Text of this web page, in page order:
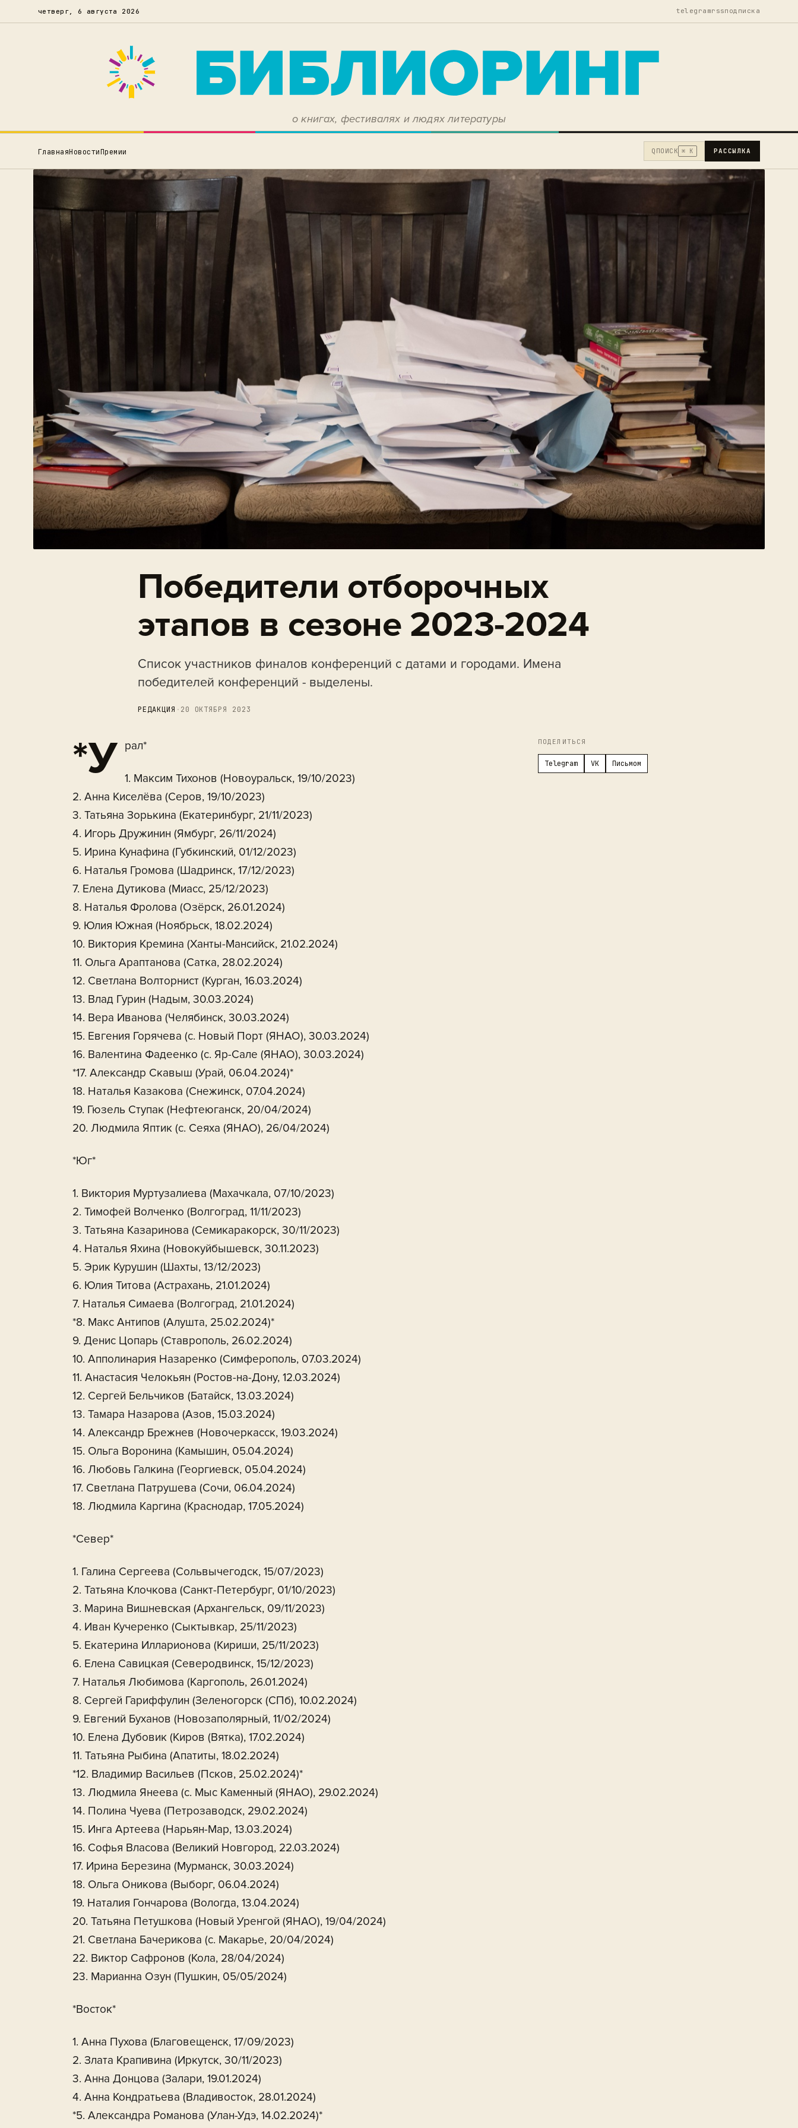
четверг, 6 августа 2026 telegramrssподписка
о книгах, фестивалях и людях литературы
ГлавнаяНовостиПремии Q ПОИСК ⌘ K РАССЫЛКА
Победители отборочных
этапов в сезоне 2023-2024
Список участников финалов конференций с датами и городами. Имена
победителей конференций - выделены.
РЕДАКЦИЯ · 20 ОКТЯБРЯ 2023
*У рал*
1. Максим Тихонов (Новоуральск, 19/10/2023)
2. Анна Киселёва (Серов, 19/10/2023)
3. Татьяна Зорькина (Екатеринбург, 21/11/2023)
4. Игорь Дружинин (Ямбург, 26/11/2024)
5. Ирина Кунафина (Губкинский, 01/12/2023)
6. Наталья Громова (Шадринск, 17/12/2023)
7. Елена Дутикова (Миасс, 25/12/2023)
8. Наталья Фролова (Озёрск, 26.01.2024)
9. Юлия Южная (Ноябрьск, 18.02.2024)
10. Виктория Кремина (Ханты-Мансийск, 21.02.2024)
11. Ольга Араптанова (Сатка, 28.02.2024)
12. Светлана Волторнист (Курган, 16.03.2024)
13. Влад Гурин (Надым, 30.03.2024)
14. Вера Иванова (Челябинск, 30.03.2024)
15. Евгения Горячева (с. Новый Порт (ЯНАО), 30.03.2024)
16. Валентина Фадеенко (с. Яр-Сале (ЯНАО), 30.03.2024)
*17. Александр Скавыш (Урай, 06.04.2024)*
18. Наталья Казакова (Снежинск, 07.04.2024)
19. Гюзель Ступак (Нефтеюганск, 20/04/2024)
20. Людмила Яптик (с. Сеяха (ЯНАО), 26/04/2024)
*Юг*
1. Виктория Муртузалиева (Махачкала, 07/10/2023)
2. Тимофей Волченко (Волгоград, 11/11/2023)
3. Татьяна Казаринова (Семикаракорск, 30/11/2023)
4. Наталья Яхина (Новокуйбышевск, 30.11.2023)
5. Эрик Курушин (Шахты, 13/12/2023)
6. Юлия Титова (Астрахань, 21.01.2024)
7. Наталья Симаева (Волгоград, 21.01.2024)
*8. Макс Антипов (Алушта, 25.02.2024)*
9. Денис Цопарь (Ставрополь, 26.02.2024)
10. Апполинария Назаренко (Симферополь, 07.03.2024)
11. Анастасия Челокьян (Ростов-на-Дону, 12.03.2024)
12. Сергей Бельчиков (Батайск, 13.03.2024)
13. Тамара Назарова (Азов, 15.03.2024)
14. Александр Брежнев (Новочеркасск, 19.03.2024)
15. Ольга Воронина (Камышин, 05.04.2024)
16. Любовь Галкина (Георгиевск, 05.04.2024)
17. Светлана Патрушева (Сочи, 06.04.2024)
18. Людмила Каргина (Краснодар, 17.05.2024)
*Север*
1. Галина Сергеева (Сольвычегодск, 15/07/2023)
2. Татьяна Клочкова (Санкт-Петербург, 01/10/2023)
3. Марина Вишневская (Архангельск, 09/11/2023)
4. Иван Кучеренко (Сыктывкар, 25/11/2023)
5. Екатерина Илларионова (Кириши, 25/11/2023)
6. Елена Савицкая (Северодвинск, 15/12/2023)
7. Наталья Любимова (Каргополь, 26.01.2024)
8. Сергей Гариффулин (Зеленогорск (СПб), 10.02.2024)
9. Евгений Буханов (Новозаполярный, 11/02/2024)
10. Елена Дубовик (Киров (Вятка), 17.02.2024)
11. Татьяна Рыбина (Апатиты, 18.02.2024)
*12. Владимир Васильев (Псков, 25.02.2024)*
13. Людмила Янеева (с. Мыс Каменный (ЯНАО), 29.02.2024)
14. Полина Чуева (Петрозаводск, 29.02.2024)
15. Инга Артеева (Нарьян-Мар, 13.03.2024)
16. Софья Власова (Великий Новгород, 22.03.2024)
17. Ирина Березина (Мурманск, 30.03.2024)
18. Ольга Оникова (Выборг, 06.04.2024)
19. Наталия Гончарова (Вологда, 13.04.2024)
20. Татьяна Петушкова (Новый Уренгой (ЯНАО), 19/04/2024)
21. Светлана Бачерикова (с. Макарье, 20/04/2024)
22. Виктор Сафронов (Кола, 28/04/2024)
23. Марианна Озун (Пушкин, 05/05/2024)
*Восток*
1. Анна Пухова (Благовещенск, 17/09/2023)
2. Злата Крапивина (Иркутск, 30/11/2023)
3. Анна Донцова (Залари, 19.01.2024)
4. Анна Кондратьева (Владивосток, 28.01.2024)
*5. Александра Романова (Улан-Удэ, 14.02.2024)*
ПОДЕЛИТЬСЯ
Telegram VK Письмом